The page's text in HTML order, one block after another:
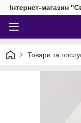
Інтернет-магазин
Товари та